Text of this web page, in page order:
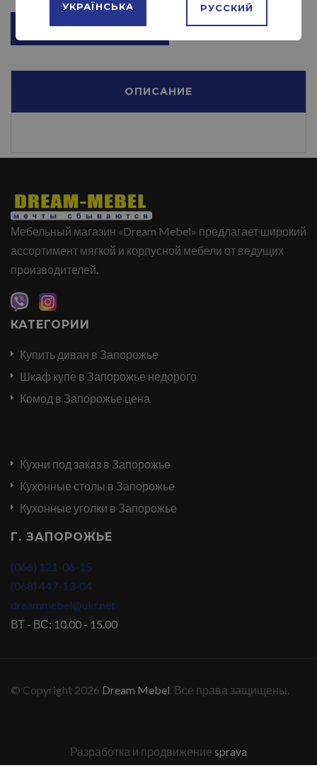
ДОБАВИТЬ В КОРЗИНУ
ОПИСАНИЕ
Мебельный магазин «Dream Mebel» предлагает широкий
ассортимент мягкой и корпусной мебели от ведущих
производителей.
КАТЕГОРИИ
Купить диван в Запорожье
Шкаф купе в Запорожье недорого
Комод в Запорожье цена
Кухни под заказ в Запорожье
Кухонные столы в Запорожье
Кухонные уголки в Запорожье
Г. ЗАПОРОЖЬЕ
(066) 121-06-15
(068) 447-13-04
dreammebel@ukr.net
ВТ - ВС: 10.00 - 15.00
© Copyright 2026 Dream Mebel . Все права защищены.
Разработка и продвижение sprava
УКРАЇНСЬКА РУССКИЙ